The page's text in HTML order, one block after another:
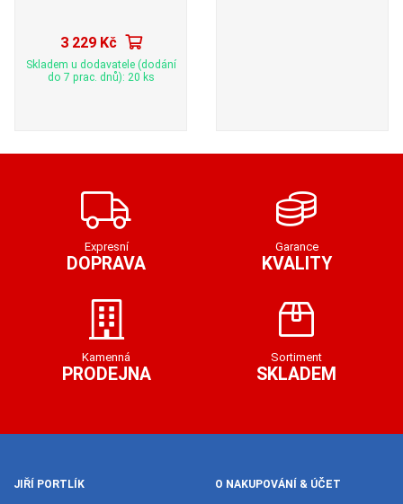
3 229 Kč
Skladem u dodavatele (dodání
do 7 prac. dnů): 20 ks
Expresní
DOPRAVA
Garance
KVALITY
Kamenná
PRODEJNA
Sortiment
SKLADEM
JIŘÍ PORTLÍK O NAKUPOVÁNÍ & ÚČET